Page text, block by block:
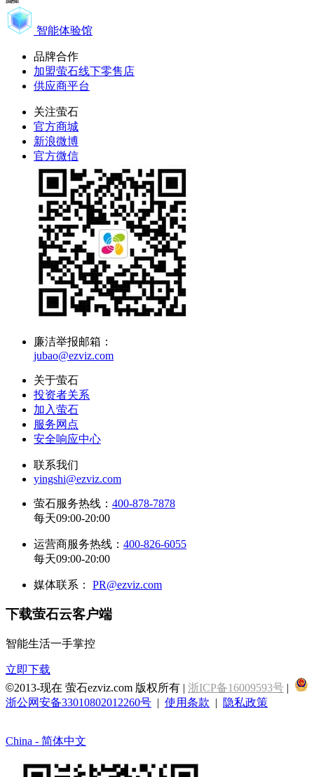
智能体验馆
品牌合作
加盟萤石线下零售店
供应商平台
关注萤石
官方商城
新浪微博
官方微信
廉洁举报邮箱：
jubao@ezviz.com
关于萤石
投资者关系
加入萤石
服务网点
安全响应中心
联系我们
yingshi@ezviz.com
萤石服务热线： 400-878-7878
每天09:00-20:00
运营商服务热线： 400-826-6055
每天09:00-20:00
媒体联系： PR@ezviz.com
下载萤石云客户端
智能生活一手掌控
立即下载
©2013-现在 萤石ezviz.com 版权所有 | 浙ICP备16009593号 |
浙公网安备33010802012260号 | 使用条款 | 隐私政策
China - 简体中文